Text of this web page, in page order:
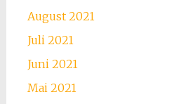
August 2021
Juli 2021
Juni 2021
Mai 2021